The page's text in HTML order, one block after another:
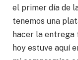
el primer día de
tenemos una
hacer la entrega
hoy estuve aquí